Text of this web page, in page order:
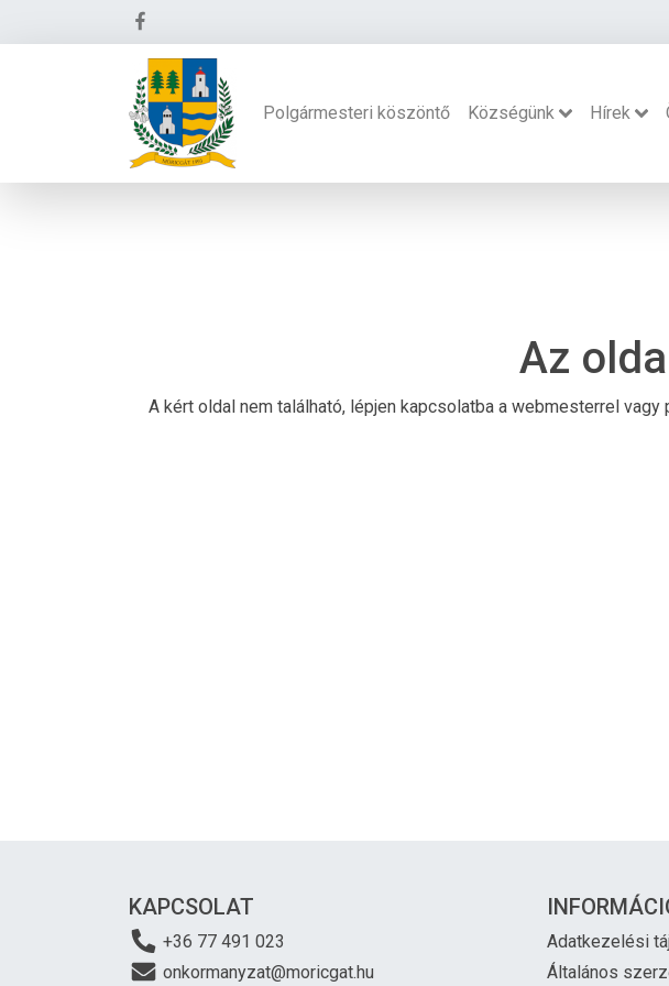
Polgármesteri köszöntő Községünk Hírek
Az
A kért oldal nem található, lépjen kapcsolatba a webmesterrel vagy
KAPCSOLAT
+36 77 491 023
onkormanyzat@moricgat.hu
Adatkezelési
Általános